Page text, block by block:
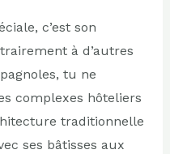
c’est son
à d’autres
tu ne
complexes hôteliers
traditionnelle
ses bâtisses aux